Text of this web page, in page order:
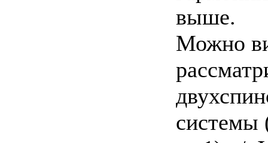
выше.
Можно
системы